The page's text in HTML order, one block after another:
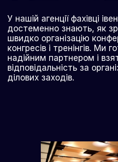
У нашій агенції фахівці
достеменно знають, як
швидко організацію
конгресів і тренінгів. Ми
надійним партнером і
відповідальність за
ділових заходів.